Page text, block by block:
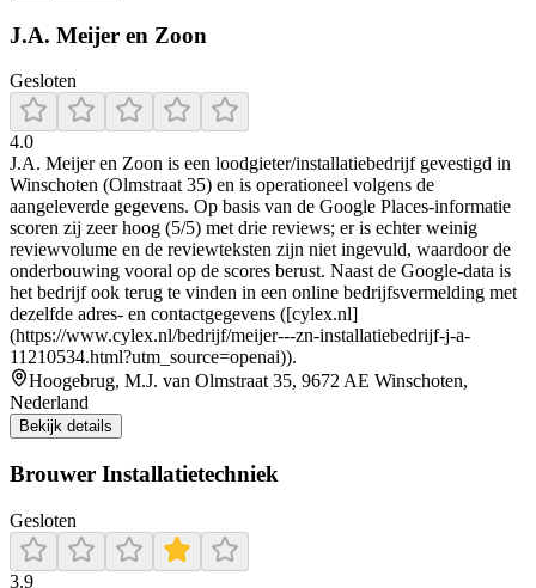
J.A. Meijer en Zoon
Gesloten
4.0
J.A. Meijer en Zoon is een loodgieter/installatiebedrijf gevestigd in
Winschoten (Olmstraat 35) en is operationeel volgens de
aangeleverde gegevens. Op basis van de Google Places-informatie
scoren zij zeer hoog (5/5) met drie reviews; er is echter weinig
reviewvolume en de reviewteksten zijn niet ingevuld, waardoor de
onderbouwing vooral op de scores berust. Naast de Google-data is
het bedrijf ook terug te vinden in een online bedrijfsvermelding met
dezelfde adres- en contactgegevens ([cylex.nl]
(https://www.cylex.nl/bedrijf/meijer---zn-installatiebedrijf-j-a-
11210534.html?utm_source=openai)).
Hoogebrug, M.J. van Olmstraat 35, 9672 AE Winschoten,
Nederland
Bekijk details
Brouwer Installatietechniek
Gesloten
3.9